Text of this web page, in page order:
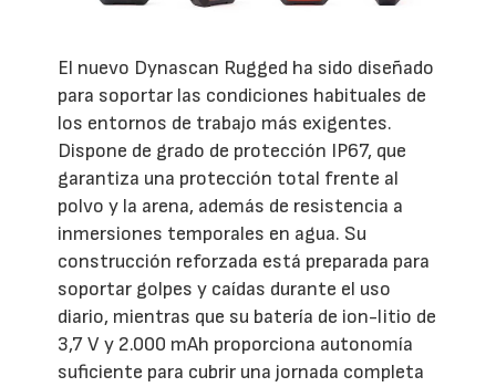
El nuevo Dynascan Rugged ha sido diseñado
para soportar las condiciones habituales de
los entornos de trabajo más exigentes.
Dispone de grado de protección IP67, que
garantiza una protección total frente al
polvo y la arena, además de resistencia a
inmersiones temporales en agua. Su
construcción reforzada está preparada para
soportar golpes y caídas durante el uso
diario, mientras que su batería de ion-litio de
3,7 V y 2.000 mAh proporciona autonomía
suficiente para cubrir una jornada completa